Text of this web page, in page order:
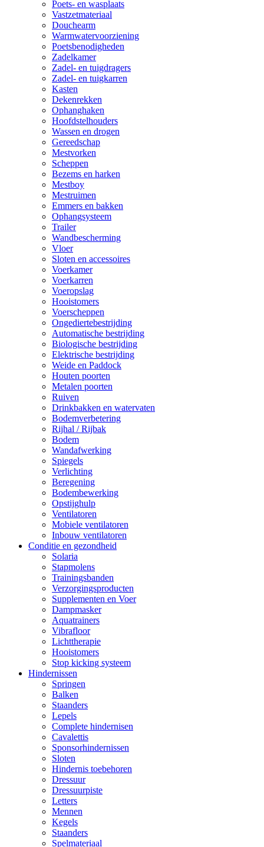
Poets- en wasplaats
Vastzetmateriaal
Douchearm
Warmwatervoorziening
Poetsbenodigheden
Zadelkamer
Zadel- en tuigdragers
Zadel- en tuigkarren
Kasten
Dekenrekken
Ophanghaken
Hoofdstelhouders
Wassen en drogen
Gereedschap
Mestvorken
Scheppen
Bezems en harken
Mestboy
Mestruimen
Emmers en bakken
Ophangsysteem
Trailer
Wandbescherming
Vloer
Sloten en accessoires
Voerkamer
Voerkarren
Voeropslag
Hooistomers
Voerscheppen
Ongediertebestrijding
Automatische bestrijding
Biologische bestrijding
Elektrische bestrijding
Weide en Paddock
Houten poorten
Metalen poorten
Ruiven
Drinkbakken en watervaten
Bodemverbetering
Rijhal / Rijbak
Bodem
Wandafwerking
Spiegels
Verlichting
Beregening
Bodembewerking
Opstijghulp
Ventilatoren
Mobiele ventilatoren
Inbouw ventilatoren
Conditie en gezondheid
Solaria
Stapmolens
Trainingsbanden
Verzorgingsproducten
Supplementen en Voer
Dampmasker
Aquatrainers
Vibrafloor
Lichttherapie
Hooistomers
Stop kicking systeem
Hindernissen
Springen
Balken
Staanders
Lepels
Complete hindernisen
Cavalettis
Sponsorhindernissen
Sloten
Hindernis toebehoren
Dressuur
Dressuurpiste
Letters
Mennen
Kegels
Staanders
Spelmateriaal